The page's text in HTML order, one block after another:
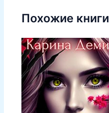
Похожие книги